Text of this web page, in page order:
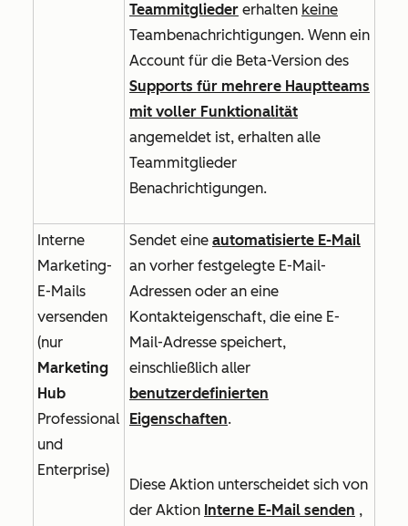
Teammitglieder erhalten keine
Teambenachrichtigungen. Wenn ein
Account für die Beta-Version des
Supports für mehrere Hauptteams
mit voller Funktionalität
angemeldet ist, erhalten alle
Teammitglieder
Benachrichtigungen.
Interne
Marketing-
E-Mails
versenden
(nur
Marketing
Hub
Professional
und
Enterprise)
Sendet eine automatisierte E-Mail
an vorher festgelegte E-Mail-
Adressen oder an eine
Kontakteigenschaft, die eine E-
Mail-Adresse speichert,
einschließlich aller
benutzerdefinierten
Eigenschaften.
Diese Aktion unterscheidet sich von
der Aktion Interne E-Mail senden ,